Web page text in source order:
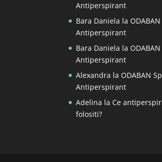
Antiperspirant
Bara Daniela la
Antiperspirant
Bara Daniela la
Antiperspirant
Alexandra la ODABAN
Antiperspirant
Adelina la Ce
folositi?